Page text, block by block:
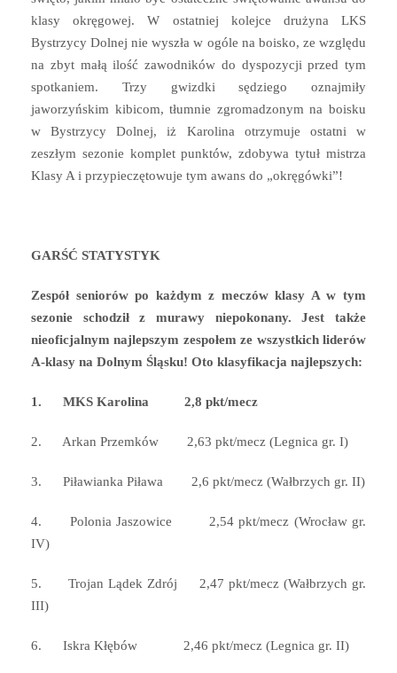
klasy okręgowej. W ostatniej kolejce drużyna LKS
Bystrzycy Dolnej nie wyszła w ogóle na boisko, ze względu
na zbyt małą ilość zawodników do dyspozycji przed tym
spotkaniem. Trzy gwizdki sędziego oznajmiły
jaworzyńskim kibicom, tłumnie zgromadzonym na boisku
w Bystrzycy Dolnej, iż Karolina otrzymuje ostatni w
zeszłym sezonie komplet punktów, zdobywa tytuł mistrza
Klasy A i przypieczętowuje tym awans do „okręgówki”!
GARŚĆ STATYSTYK
Zespół seniorów po każdym z meczów klasy A w tym
sezonie schodził z murawy niepokonany. Jest także
nieoficjalnym najlepszym zespołem ze wszystkich liderów
A-klasy na Dolnym Śląsku! Oto klasyfikacja najlepszych:
1. MKS Karolina 2,8 pkt/mecz
2. Arkan Przemków 2,63 pkt/mecz (Legnica gr. I)
3. Piławianka Piława 2,6 pkt/mecz (Wałbrzych gr. II)
4. Polonia Jaszowice 2,54 pkt/mecz (Wrocław gr.
IV)
5. Trojan Lądek Zdrój 2,47 pkt/mecz (Wałbrzych gr.
III)
6. Iskra Kłębów 2,46 pkt/mecz (Legnica gr. II)